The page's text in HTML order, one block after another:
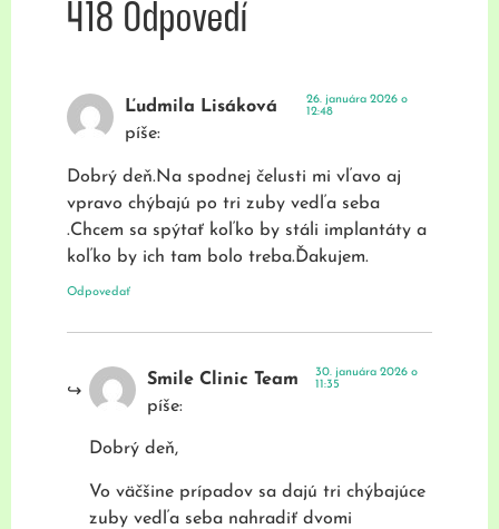
418 Odpovedí
Ľudmila Lisáková
píše:
26. januára 2026 o
12:48
Dobrý deň.Na spodnej čelusti mi vľavo aj
vpravo chýbajú po tri zuby vedľa seba
.Chcem sa spýtať koľko by stáli implantáty a
koľko by ich tam bolo treba.Ďakujem.
Odpovedať
Smile Clinic Team
píše:
30. januára 2026 o
11:35
Dobrý deň,
Vo väčšine prípadov sa dajú tri chýbajúce
zuby vedľa seba nahradiť dvomi